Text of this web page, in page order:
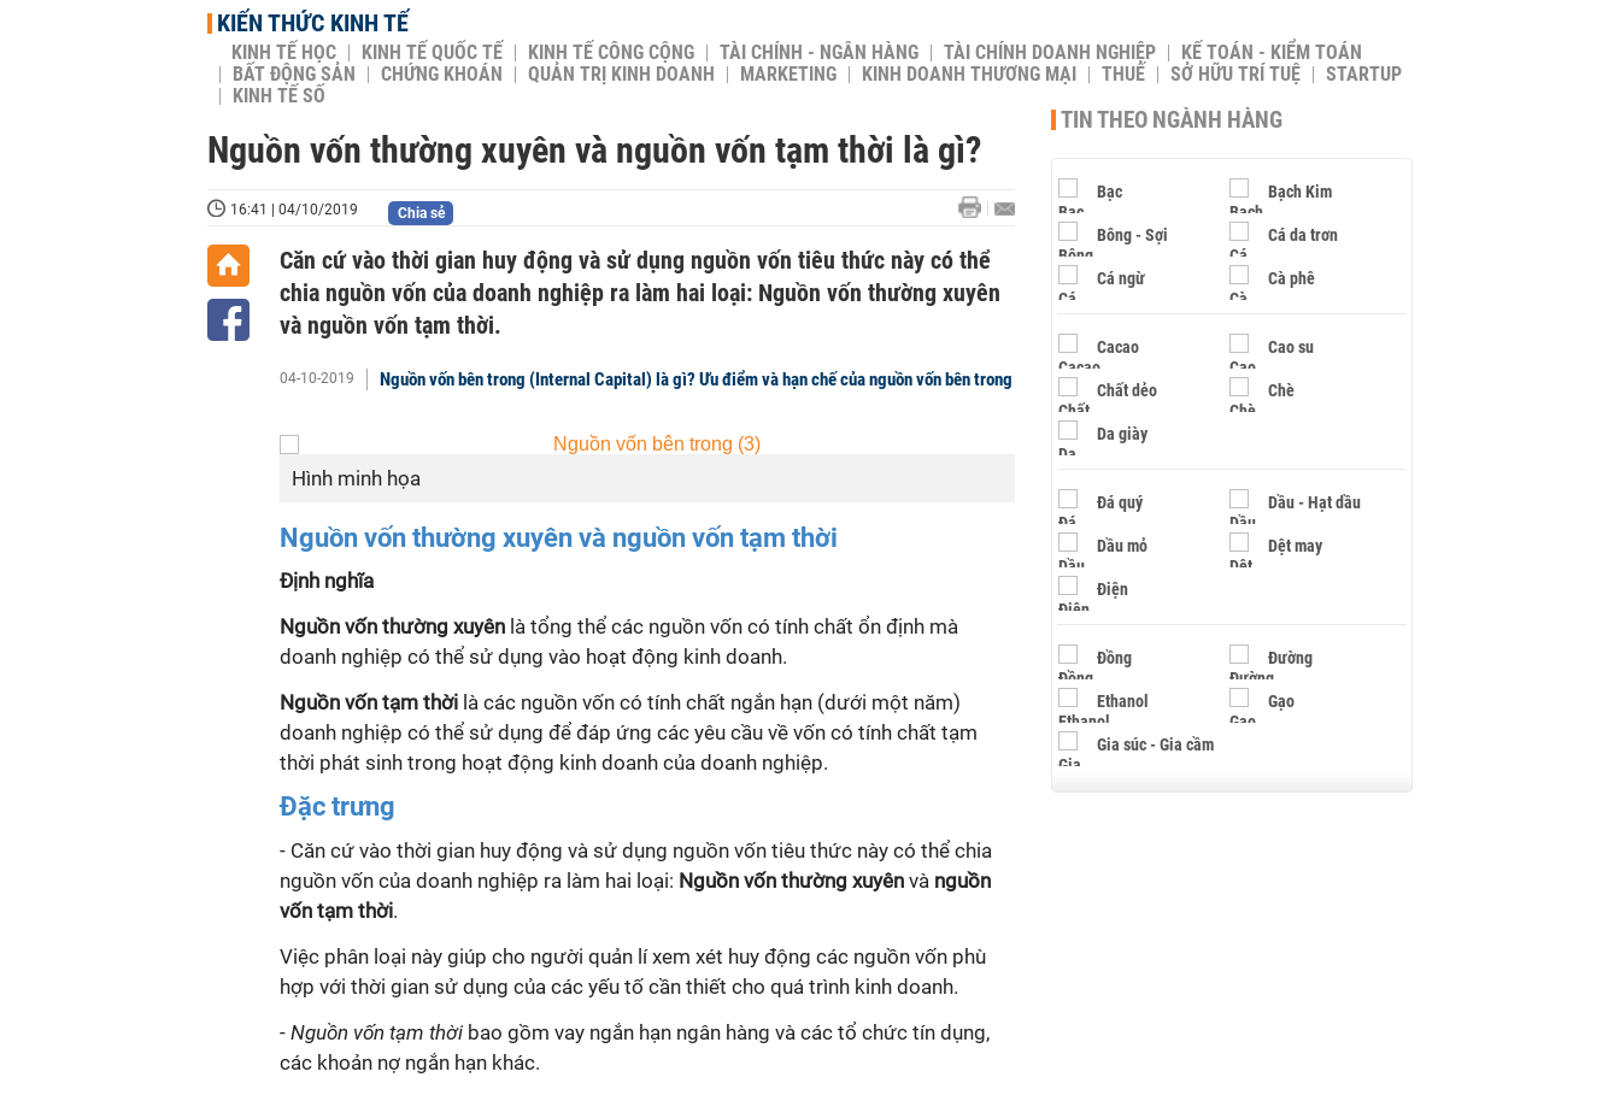
KIẾN THỨC KINH TẾ
KINH TẾ HỌC KINH TẾ QUỐC TẾ KINH TẾ CÔNG CỘNG TÀI CHÍNH - NGÂN HÀNG TÀI CHÍNH DOANH NGHIỆP
KẾ TOÁN - KIỂM TOÁN
BẤT ĐỘNG SẢN
CHỨNG KHOÁN QUẢN TRỊ KINH DOANH MARKETING KINH DOANH THƯƠNG MẠI THUẾ SỞ HỮU TRÍ TUỆ
STARTUP
KINH TẾ SỐ
Nguồn vốn thường xuyên và nguồn vốn tạm thời là gì?
16:41 | 04/10/2019 Chia sẻ
Căn cứ vào thời gian huy động và sử dụng nguồn vốn tiêu thức này có thể
chia nguồn vốn của doanh nghiệp ra làm hai loại: Nguồn vốn thường xuyên
và nguồn vốn tạm thời.
04-10-2019 Nguồn vốn bên trong (Internal Capital) là gì? Ưu điểm và hạn chế của nguồn vốn bên trong
Hình minh họa
Nguồn vốn thường xuyên và nguồn vốn tạm thời
Định nghĩa
Nguồn vốn thường xuyên là tổng thể các nguồn vốn có tính chất ổn định mà
doanh nghiệp có thể sử dụng vào hoạt động kinh doanh.
Nguồn vốn tạm thời là các nguồn vốn có tính chất ngắn hạn (dưới một năm)
doanh nghiệp có thể sử dụng để đáp ứng các yêu cầu về vốn có tính chất tạm
thời phát sinh trong hoạt động kinh doanh của doanh nghiệp.
Đặc trưng
- Căn cứ vào thời gian huy động và sử dụng nguồn vốn tiêu thức này có thể chia
nguồn vốn của doanh nghiệp ra làm hai loại: Nguồn vốn thường xuyên và nguồn
vốn tạm thời.
Việc phân loại này giúp cho người quản líxem xét huy động các nguồn vốn phù
hợp với thời gian sử dụng của các yếu tố cần thiết cho quá trình kinh doanh.
- Nguồn vốn tạm thời bao gồm vay ngắn hạn ngân hàng và các tổ chức tín dụng,
các khoản nợ ngắn hạn khác.
TIN THEO NGÀNH HÀNG
Bạc Bạch Kim
Bông - Sợi Cá da trơn
Cá ngừ Cà phê
Cacao Cao su
Chất dẻo Chè
Da giày
Đá quý Dầu - Hạt dầu
Dầu mỏ Dệt may
Điện
Đồng Đường
Ethanol Gạo
Gia súc - Gia cầm